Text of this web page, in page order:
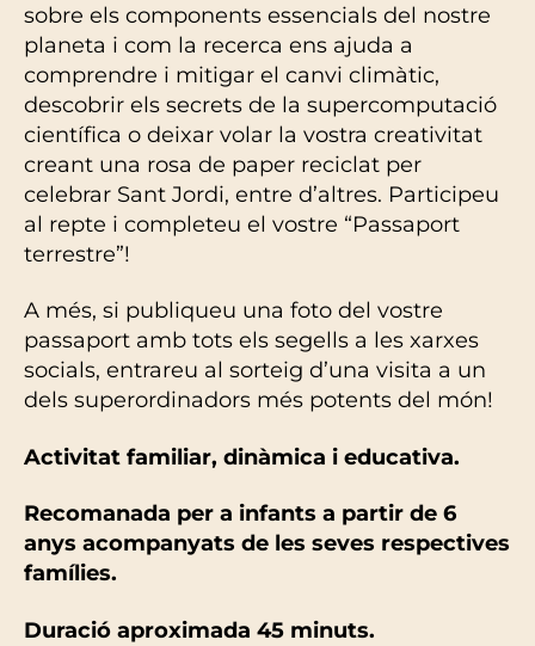
sobre els components essencials del nostre
planeta i com la recerca ens ajuda a
comprendre i mitigar el canvi climàtic,
descobrir els secrets de la supercomputació
científica o deixar volar la vostra creativitat
creant una rosa de paper reciclat per
celebrar Sant Jordi, entre d’altres. Participeu
al repte i completeu el vostre “Passaport
terrestre”!
A més, si publiqueu una foto del vostre
passaport amb tots els segells a les xarxes
socials, entrareu al sorteig d’una visita a un
dels superordinadors més potents del món!
Activitat familiar, dinàmica i educativa.
Recomanada per a infants a partir de 6
anys acompanyats de les seves respectives
famílies.
Duració aproximada 45 minuts.